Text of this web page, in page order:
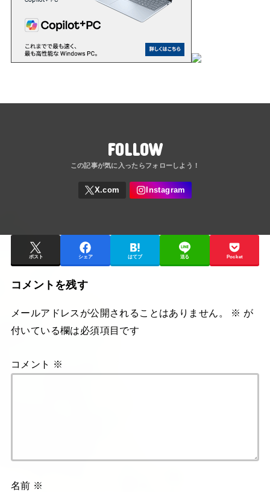
FOLLOW
ポスト シェア はてブ 送る Pocket
コメントを残す
メールアドレスが公開されることはありません。 ※ が
付いている欄は必須項目です
コメント ※
名前 ※